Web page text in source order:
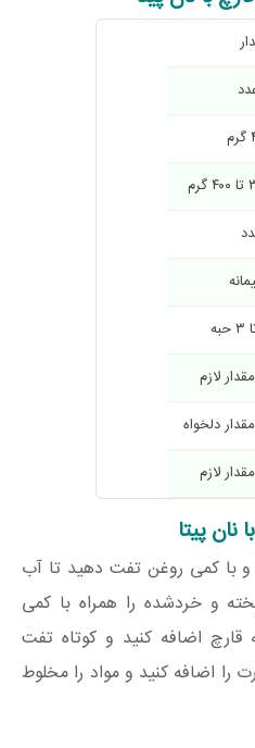
لازم
دلخواه
لازم
نان پیتا
و با کمی روغن تفت دهید تا آب
و خردشده را همراه با کمی
اضافه کنید و کوتاه تفت
اضافه کنید و مواد را مخلوط